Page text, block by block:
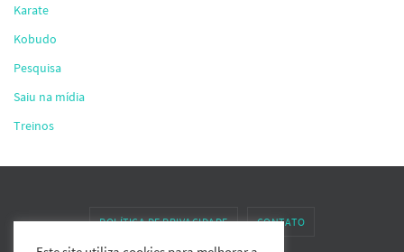
Karate
Kobudo
Pesquisa
Saiu na mídia
Treinos
POLÍTICA DE PRIVACIDADE CONTATO